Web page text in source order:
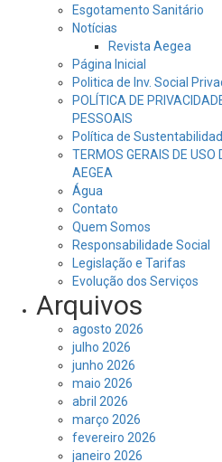
Esgotamento Sanitário
Notícias
Revista Aegea
Página Inicial
Politica de Inv. Social
POLÍTICA DE
PESSOAIS
Política de
TERMOS GERAIS DE USO
AEGEA
Água
Contato
Quem Somos
Responsabilidade Social
Legislação e Tarifas
Evolução dos Serviços
Arquivos
agosto 2026
julho 2026
junho 2026
maio 2026
abril 2026
março 2026
fevereiro 2026
janeiro 2026